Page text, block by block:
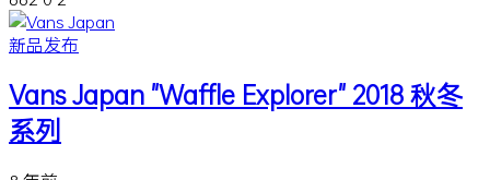
新品发布
Vans Japan "Waffle Explorer" 2018 秋冬
系列